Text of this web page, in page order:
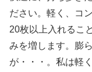
ださい。軽く、コ
20枚以上入れるこ
みを増します。膨
が・・・。私は軽